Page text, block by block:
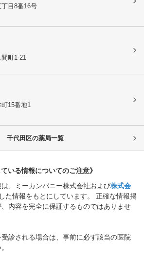
目8番16号
町1-21
15番地1
千代田区の薬局一覧
ている情報についてのご注意》
、ミーカンパニー株式会社および株式会
た情報をもとにしています。 正確な情報掲
内容を完全に保証するものではありませ
診される場合は、事前に必ず該当の医院